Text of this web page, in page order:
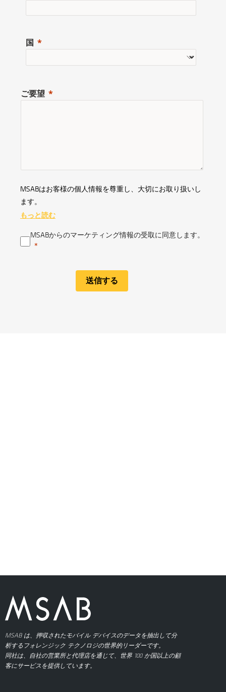
国
ご要望
MSABはお客様の個人情報を尊重し、大切にお取り扱いし
ます。
もっと読む
MSABからのマーケティング情報の受取に同意します。
送信する
MSAB は、押収されたモバイル デバイスのデータを抽出して分
析するフォレンジック テクノロジの世界的リーダーです。
同社は、自社の営業所と代理店を通じて、世界 100 か国以上の顧
客にサービスを提供しています。